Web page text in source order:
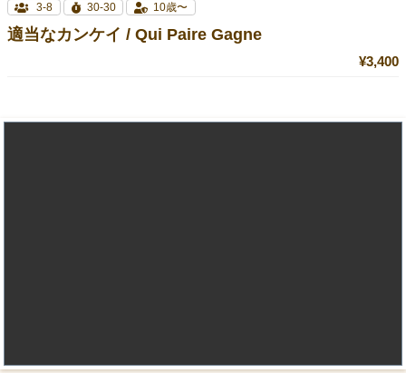
3-8 30-30 10歳〜
適当なカンケイ / Qui Paire Gagne
¥3,400